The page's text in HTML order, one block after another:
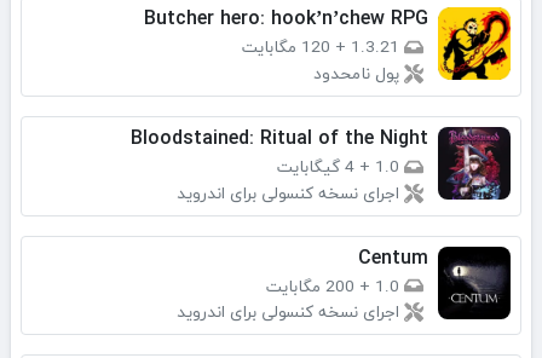
Butcher hero: hook’n’chew RPG
1.3.21
+ 120 مگابایت
پول نامحدود
Bloodstained: Ritual of the Night
1.0
+ 4 گیگابایت
اجرای نسخه کنسولی برای اندروید
Centum
1.0
+ 200 مگابایت
اجرای نسخه کنسولی برای اندروید